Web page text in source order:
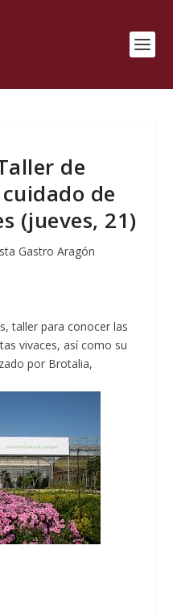
de
de
(jueves, 21)
Gastro Aragón
taller para conocer las
vivaces, así como su
por Brotalia,